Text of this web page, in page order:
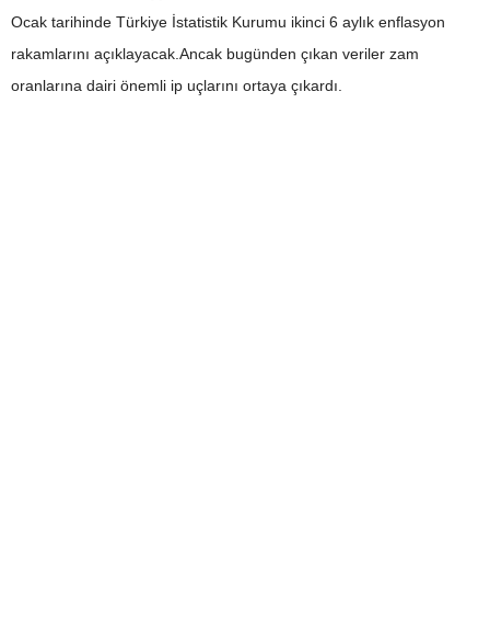
Ocak tarihinde Türkiye İstatistik Kurumu ikinci 6 aylık enflasyon
rakamlarını açıklayacak.Ancak bugünden çıkan veriler zam
oranlarına dairi önemli ip uçlarını ortaya çıkardı.